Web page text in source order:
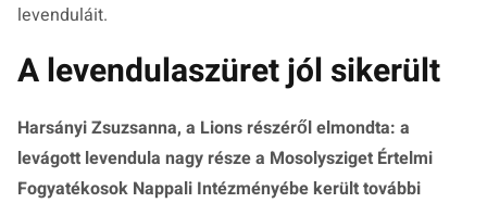
levenduláit.
A levendulaszüret jól sikerült
Harsányi Zsuzsanna, a Lions részéről elmondta: a
levágott levendula nagy része a Mosolysziget Értelmi
Fogyatékosok Nappali Intézményébe került további